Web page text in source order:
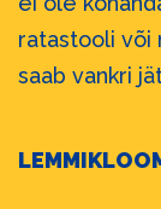
ratastooli või
saab vankri